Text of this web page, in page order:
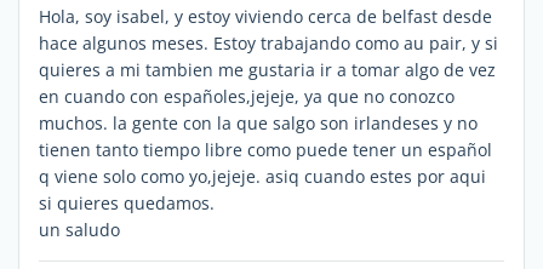
Hola, soy isabel, y estoy viviendo cerca de belfast desde
hace algunos meses. Estoy trabajando como au pair, y si
quieres a mi tambien me gustaria ir a tomar algo de vez
en cuando con españoles,jejeje, ya que no conozco
muchos. la gente con la que salgo son irlandeses y no
tienen tanto tiempo libre como puede tener un español
q viene solo como yo,jejeje. asiq cuando estes por aqui
si quieres quedamos.
un saludo